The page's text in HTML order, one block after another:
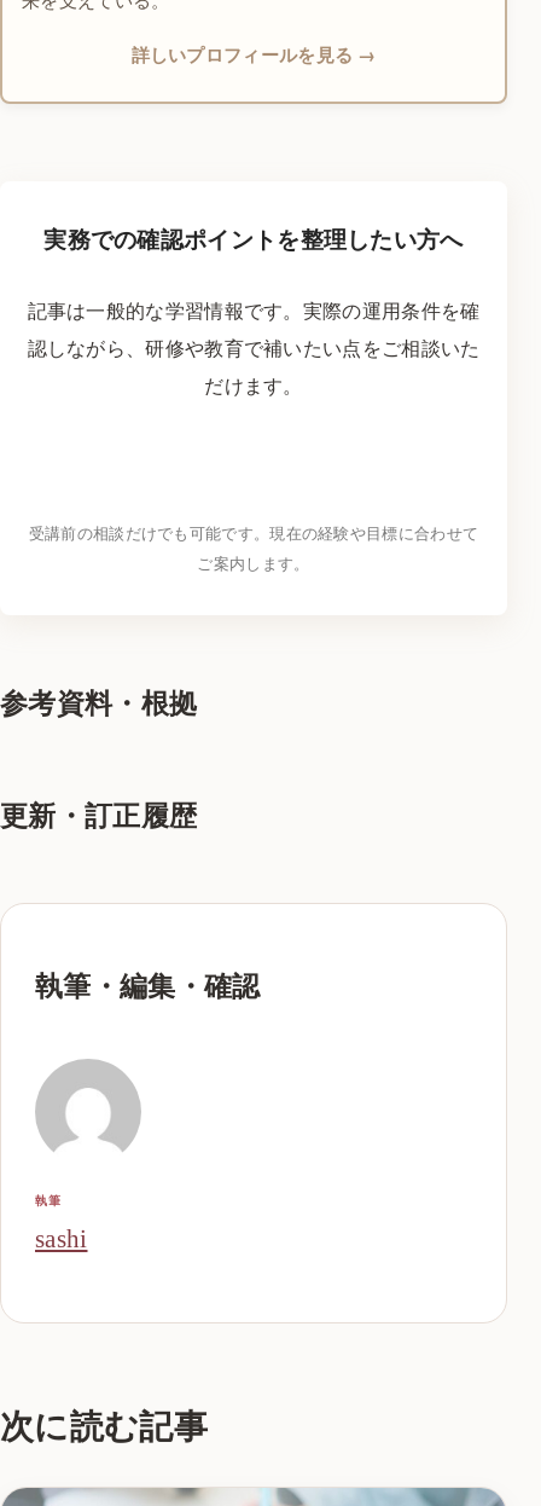
詳しいプロフィールを見る
実務での確認ポイントを整理したい方へ
記事は一般的な学習情報です。実際の運用条件を確
認しながら、研修や教育で補いたい点をご相談いた
だけます。
受講前の相談だけでも可能です。現在の経験や目標に合わせて
ご案内します。
参考資料・根拠
更新・訂正履歴
執筆・編集・確認
執筆
sashi
次に読む記事